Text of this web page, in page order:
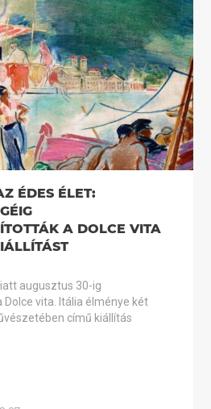
ÉDES ÉLET:
A DOLCE VITA
augusztus 30-ig
vita. Itália élménye két
című kiállítás